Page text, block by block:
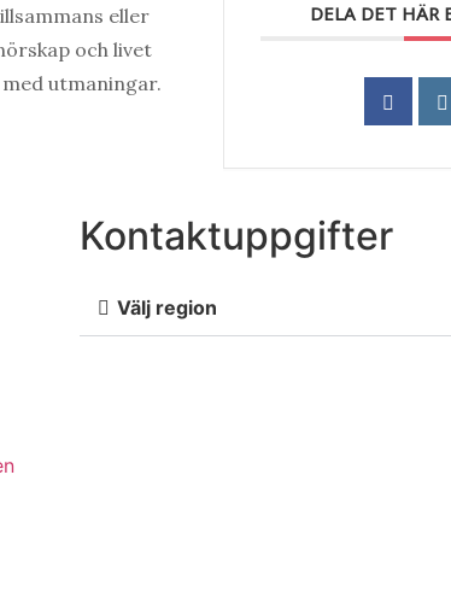
eller
och livet
utmaningar.
DELA DET HÄR
Kontaktuppgifter
Välj region